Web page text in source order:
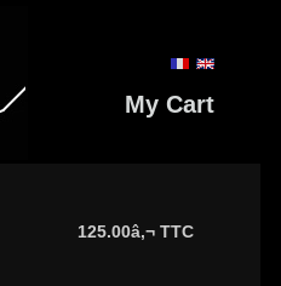
My Cart
125.00â‚¬ TTC